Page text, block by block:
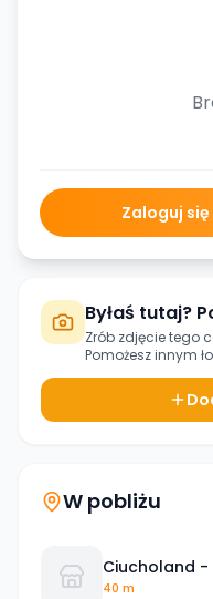
Zaloguj
Byłaś tutaj?
Zrób zdjęcie tego
Pomożesz innym
W pobliżu
Ciucholand -
40 m